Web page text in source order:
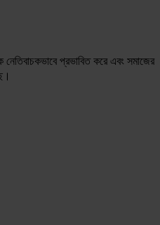
প্রভাবিত করে এবং সমাজের